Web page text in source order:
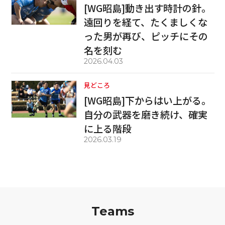
[WG昭島]動き出す時計の針。
遠回りを経て、たくましくな
った男が再び、ピッチにその
名を刻む
2026.04.03
見どころ
[WG昭島]下からはい上がる。
自分の武器を磨き続け、確実
に上る階段
2026.03.19
Teams